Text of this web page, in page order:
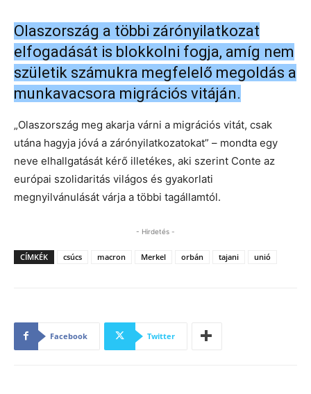
Olaszország a többi zárónyilatkozat
elfogadását is blokkolni fogja, amíg nem
születik számukra megfelelő megoldás a
munkavacsora migrációs vitáján.
„Olaszország meg akarja várni a migrációs vitát, csak
utána hagyja jóvá a zárónyilatkozatokat” – mondta egy
neve elhallgatását kérő illetékes, aki szerint Conte az
európai szolidaritás világos és gyakorlati
megnyilvánulását várja a többi tagállamtól.
- Hirdetés -
CÍMKÉK csúcs macron Merkel orbán tajani unió
Facebook Twitter